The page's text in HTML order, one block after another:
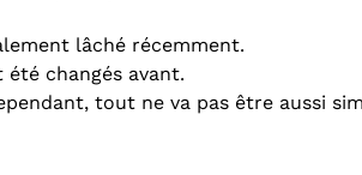
lâché récemment.
changés avant.
tout ne va pas être aussi